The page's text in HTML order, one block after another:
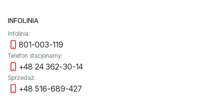
INFOLINIA
Infolinia:
801-003-119
Telefon stacjonarny:
+48 24 362-30-14
Sprzedaż:
+48 516-689-427